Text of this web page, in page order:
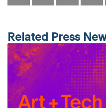
Related Press